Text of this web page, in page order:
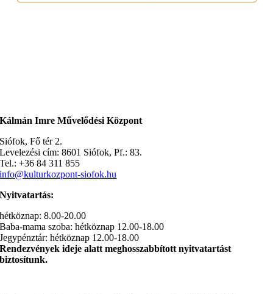
Kálmán Imre Művelődési Központ
Siófok, Fő tér 2.
Levelezési cím: 8601 Siófok, Pf.: 83.
Tel.: +36 84 311 855
info@kulturkozpont-siofok.hu
Nyitvatartás:
hétköznap: 8.00-20.00
Baba-mama szoba: hétköznap 12.00-18.00
Jegypénztár: hétköznap 12.00-18.00
Rendezvények ideje alatt meghosszabbított nyitvatartást
biztosítunk.